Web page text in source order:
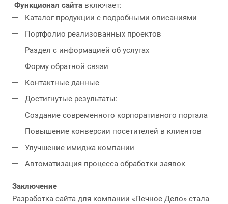
Функционал сайта включает:
Каталог продукции с подробными описаниями
Портфолио реализованных проектов
Раздел с информацией об услугах
Форму обратной связи
Контактные данные
Достигнутые результаты:
Создание современного корпоративного портала
Повышение конверсии посетителей в клиентов
Улучшение имиджа компании
Автоматизация процесса обработки заявок
Заключение
Разработка сайта для компании «Печное Дело» стала